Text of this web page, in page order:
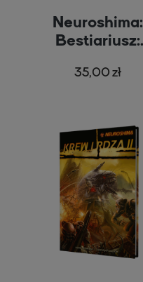
Neuroshima:
Bestiariusz:
35,00 zł